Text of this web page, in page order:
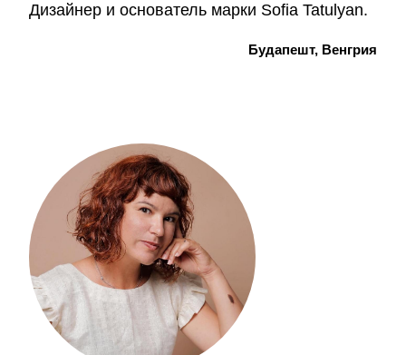
Дизайнер и основатель марки Sofia Tatulyan.
Будапешт, Венгрия